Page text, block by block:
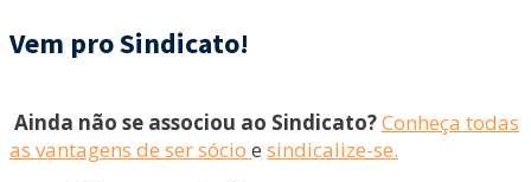
Vem pro Sindicato!
Ainda não se associou ao Sindicato?Conheça todas
as vantagens de ser sócio e sindicalize-se.